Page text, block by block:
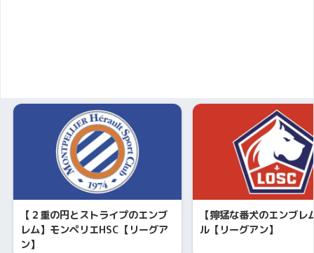
【２重の円とストライプのエンブ
レム】モンペリエHSC【リーグア
ン】
【獰猛な番犬のエンブレ
ル【リーグアン】